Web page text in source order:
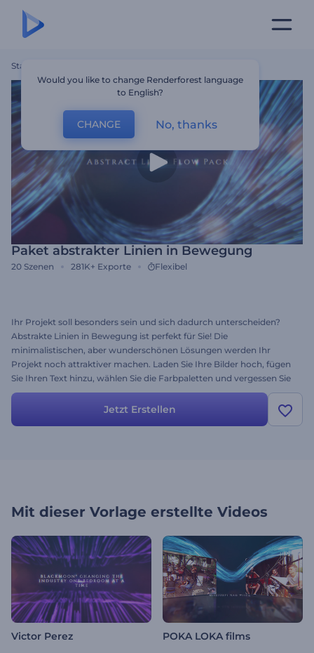
Startseite
Paket abstrakter Linien in Bewegung
20 Szenen 281K+ Exporte Flexibel
Ihr Projekt soll besonders sein und sich dadurch unterscheiden?
Abstrakte Linien in Bewegung ist perfekt für Sie! Die
minimalistischen, aber wunderschönen Lösungen werden Ihr
Projekt noch attraktiver machen. Laden Sie Ihre Bilder hoch, fügen
Sie Ihren Text hinzu, wählen Sie die Farbpaletten und vergessen Sie
nicht die Musik! Klicken Sie einfach auf Vorschau und genießen Sie
Ihr Meisterwerk! Perfekt für Firmenpräsentationen, Modenschauen,
kreative Videobotschaften und vieles mehr. Überlassen Sie es nicht
Jetzt Erstellen
Mit dieser Vorlage erstellte Videos
Victor Perez POKA LOKA films
Would you like to change Renderforest language
to English?
CHANGE No, thanks